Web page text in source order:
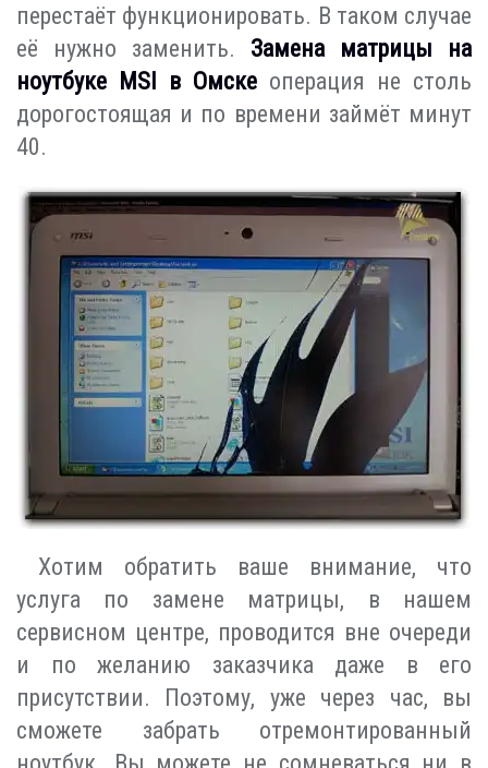
перестаёт функционировать. В таком случае
её нужно заменить. Замена матрицы на
ноутбуке MSI в Омске операция не столь
дорогостоящая и по времени займёт минут
40.
Хотим обратить ваше внимание, что
услуга по замене матрицы, в нашем
сервисном центре, проводится вне очереди
и по желанию заказчика даже в его
присутствии. Поэтому, уже через час, вы
сможете забрать отремонтированный